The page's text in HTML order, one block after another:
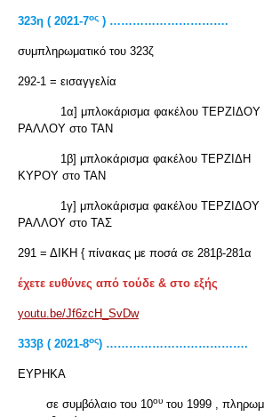
323η ( 2021-7ος ) ………………………….
συμπληρωματικό του 323ζ
292-1 = εισαγγελία
1α] μπλοκάρισμα φακέλου ΤΕΡΖΙΔΟΥ
ΡΑΛΛΟΥ στο ΤΑΝ
1β] μπλοκάρισμα φακέλου ΤΕΡΖΙΔΗ
ΚΥΡΟΥ στο ΤΑΝ
1γ] μπλοκάρισμα φακέλου ΤΕΡΖΙΔΟΥ
ΡΑΛΛΟΥ στο ΤΑΣ
291 = ΔΙΚΗ { πίνακας με ποσά σε 281β-281α
έχετε ευθύνες από τούδε & στο εξής
youtu.be/Jf6zcH_SvDw
333β ( 2021-8ος) ……………………………….
ΕΥΡΗΚΑ
σε συμβόλαιο του 10ου του 1999 ,